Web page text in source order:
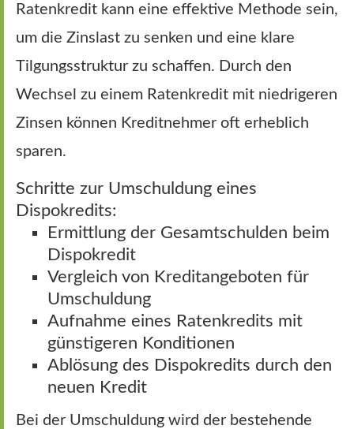
Ratenkredit kann eine effektive Methode sein,
um die Zinslast zu senken und eine klare
Tilgungsstruktur zu schaffen. Durch den
Wechsel zu einem Ratenkredit mit niedrigeren
Zinsen können Kreditnehmer oft erheblich
sparen.
Schritte zur Umschuldung eines
Dispokredits:
Ermittlung der Gesamtschulden beim
Dispokredit
Vergleich von Kreditangeboten für
Umschuldung
Aufnahme eines Ratenkredits mit
günstigeren Konditionen
Ablösung des Dispokredits durch den
neuen Kredit
Bei der Umschuldung wird der bestehende